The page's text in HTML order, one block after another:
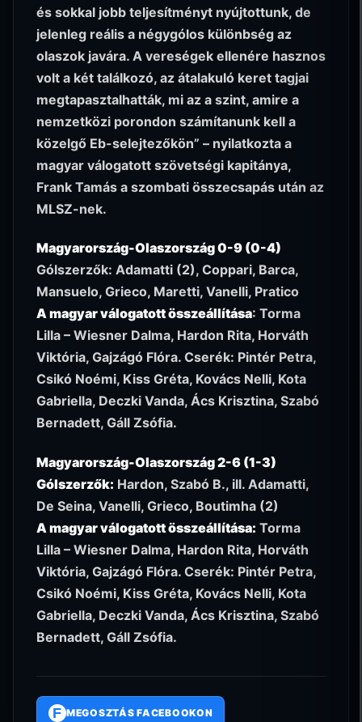
és sokkal jobb teljesítményt nyújtottunk, de
jelenleg reális a négygólos különbség az
olaszok javára. A vereségek ellenére hasznos
volt a két találkozó, az átalakuló keret tagjai
megtapasztalhatták, mi az a szint, amire a
nemzetközi porondon számítanunk kell a
közelgő Eb-selejtezőkön” – nyilatkozta a
magyar válogatott szövetségi kapitánya,
Frank Tamás a szombati összecsapás után az
MLSZ-nek.
Magyarország-Olaszország 0-9 (0-4)
Gólszerzők: Adamatti (2), Coppari, Barca,
Mansuelo, Grieco, Maretti, Vanelli, Pratico
A magyar válogatott összeállítása: Torma
Lilla – Wiesner Dalma, Hardon Rita, Horváth
Viktória, Gajzágó Flóra. Cserék: Pintér Petra,
Csikó Noémi, Kiss Gréta, Kovács Nelli, Kota
Gabriella, Deczki Vanda, Ács Krisztina, Szabó
Bernadett, Gáll Zsófia.
Magyarország-Olaszország 2-6 (1-3)
Gólszerzők: Hardon, Szabó B., ill. Adamatti,
De Seina, Vanelli, Grieco, Boutimha (2)
A magyar válogatott összeállítása: Torma
Lilla – Wiesner Dalma, Hardon Rita, Horváth
Viktória, Gajzágó Flóra. Cserék: Pintér Petra,
Csikó Noémi, Kiss Gréta, Kovács Nelli, Kota
Gabriella, Deczki Vanda, Ács Krisztina, Szabó
Bernadett, Gáll Zsófia.
F MEGOSZTÁS FACEBOOKON